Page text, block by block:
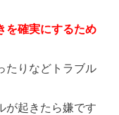
を確実にするため
たりなどトラブル
が起きたら嫌です